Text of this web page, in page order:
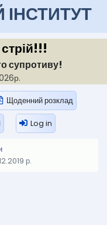
супротиву!
Щоденний розклад
Log in
р.